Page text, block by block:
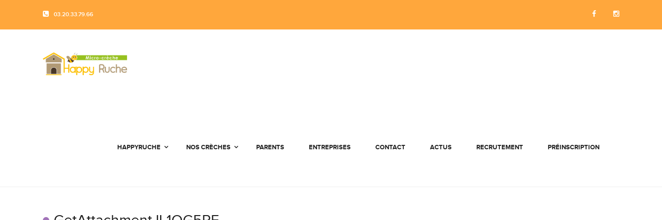
03.20.33.79.66
HAPPYRUCHE NOS CRÈCHES PARENTS ENTREPRISES CONTACT ACTUS RECRUTEMENT PRÉINSCRIPTION